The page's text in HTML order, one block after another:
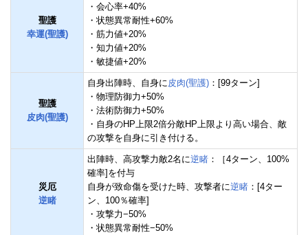
聖護
幸運(聖護)
・会心率+40%
・状態異常耐性+60%
・筋力値+20%
・知力値+20%
・敏捷値+20%
聖護
皮肉(聖護)
自身出陣時、自身に 皮肉(聖護) ：[99ターン]
・物理防御力+50%
・法術防御力+50%
・自身のHP上限2倍分敵HP上限より高い場合、敵
の攻撃を自身に引き付ける。
災厄
逆睹
出陣時、高攻撃力敵2名に逆睹 ：［4ターン、100%
確率]を付与
自身が致命傷を受けた時、攻撃者に逆睹 ：[4ター
ン、100％確率]
・攻撃力−50%
・状態異常耐性−50%